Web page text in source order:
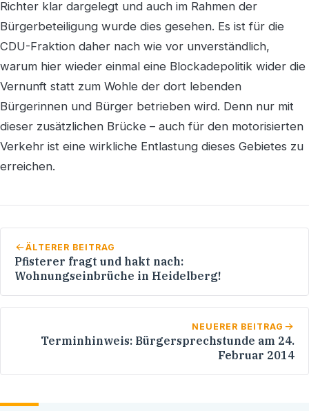
Richter klar dargelegt und auch im Rahmen der
Bürgerbeteiligung wurde dies gesehen. Es ist für die
CDU-Fraktion daher nach wie vor unverständlich,
warum hier wieder einmal eine Blockadepolitik wider die
Vernunft statt zum Wohle der dort lebenden
Bürgerinnen und Bürger betrieben wird. Denn nur mit
dieser zusätzlichen Brücke – auch für den motorisierten
Verkehr ist eine wirkliche Entlastung dieses Gebietes zu
erreichen.
ÄLTERER BEITRAG
Pfisterer fragt und hakt nach:
Wohnungseinbrüche in Heidelberg!
NEUERER BEITRAG
Terminhinweis: Bürgersprechstunde am 24.
Februar 2014